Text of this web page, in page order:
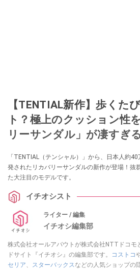
【TENTIAL新作】歩くた
ト？極上のクッション性
リーサンダル」が凄すぎる
「TENTIAL（テンシャル）」から、日本人約
発されたリカバリーサンダルの新作が登場！抜
た大注目のモデルです。
イチオシスト
ライター / 編集
イチオシ編集部
株式会社オールアバウトが株式会社NTTドコモ
ドサイト『イチオシ』の編集部です。
コストコ
セリア
スターバックス などの人気ショップの